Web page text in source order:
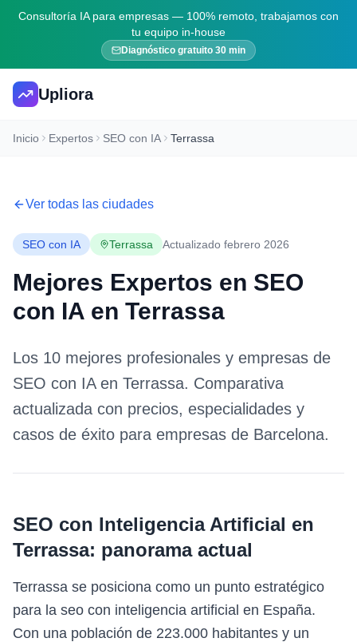
Consultoría IA para empresas — 100% remoto, trabajamos con
tu equipo in-house
Diagnóstico gratuito 30 min
Upliora
Inicio Expertos SEO con IA Terrassa
Ver todas las ciudades
SEO con IA Terrassa Actualizado febrero 2026
Mejores Expertos en SEO
con IA en Terrassa
Los 10 mejores profesionales y empresas de
SEO con IAen Terrassa. Comparativa
actualizada con precios, especialidades y
casos de éxito para empresas de Barcelona.
SEO con Inteligencia Artificial en
Terrassa: panorama actual
Terrassa se posiciona como un punto estratégico
para la seo con inteligencia artificial en España.
Con una población de 223.000 habitantes y un